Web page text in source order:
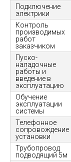
Подключение
электрики
Контроль
производимых
работ
заказчиком
Пуско-
наладочные
работы и
введение в
эксплуатацию
Обучение
эксплуатации
системы
Телефонное
сопровождение
установки
Трубопровод
подводящий 5м